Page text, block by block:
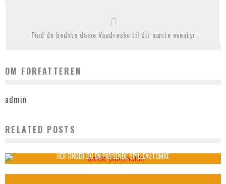
Find de bedste dame Vandresko til dit næste eventyr
OM FORFATTEREN
admin
RELATED POSTSVIGTIGHEDEN AF DE RETTE DÆK TIL DIN HONDA
HER FINDER DU EN PASSENDE SPILLEAUTOMAT